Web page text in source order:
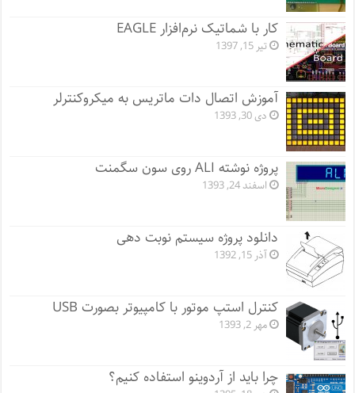
کار با شماتیک نرم‌افزار EAGLE
تیر 15, 1397
آموزش اتصال دات ماتریس به میکروکنترلر
دی 30, 1393
پروژه نوشته ALI روی سون سگمنت
اسفند 24, 1393
دانلود پروژه سیستم نوبت دهی
آذر 15, 1392
کنترل استپ موتور با کامپیوتر بصورت USB
مهر 2, 1393
چرا باید از آردوینو استفاده کنیم؟